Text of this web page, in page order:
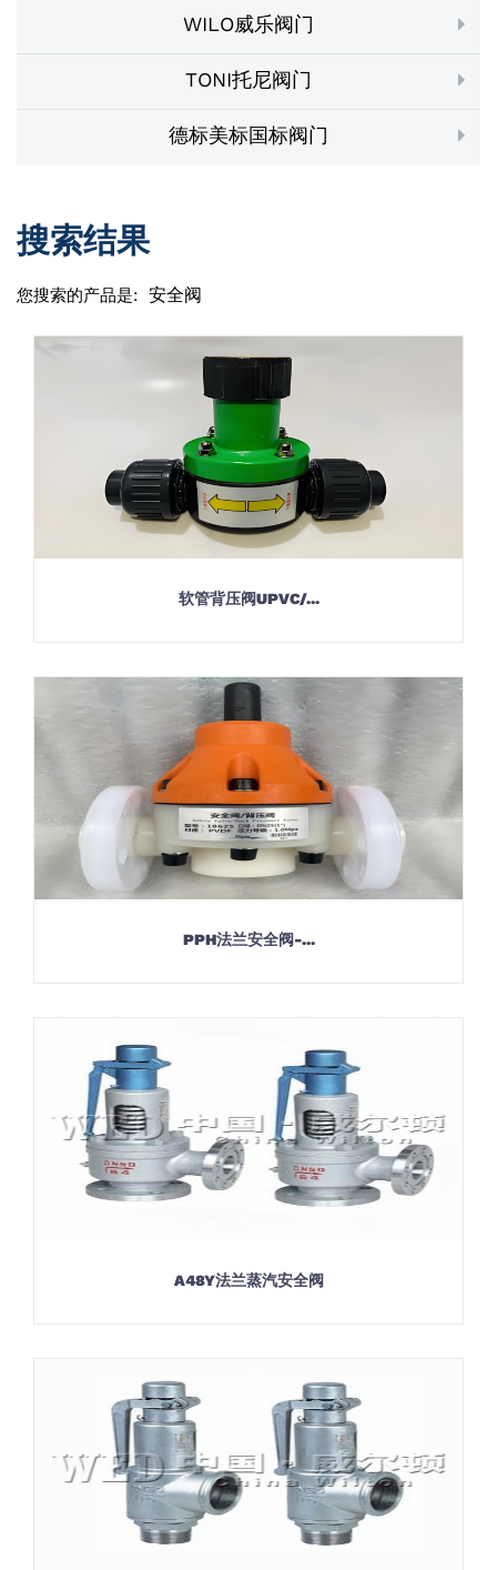
WILO威乐阀门
TONI托尼阀门
德标美标国标阀门
搜索结果
您搜索的产品是: 安全阀
软管背压阀UPVC/...
PPH法兰安全阀-...
A48Y法兰蒸汽安全阀